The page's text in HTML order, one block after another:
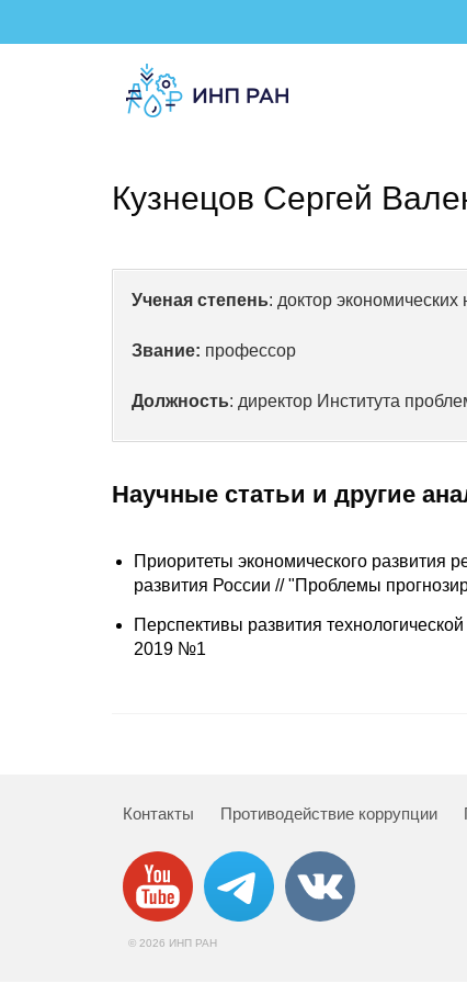
Кузнецов Сергей
Ученая степень: доктор экономических
Звание: профессор
Должность: директор Института
Научные статьи и другие
Приоритеты экономического развития
развития России // "Проблемы
Перспективы развития
2019 №1
Контакты Противодействие коррупции
© 2026 ИНП РАН